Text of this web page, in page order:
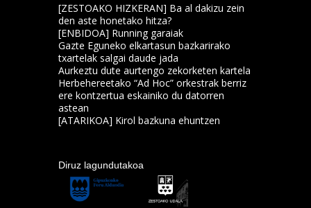
[ZESTOAKO HIZKERAN] Ba al dakizu zein
den aste honetako hitza?
[ENBIDOA] Running garaiak
Gazte Eguneko elkartasun bazkarirako
txartelak salgai daude jada
Aurkeztu dute aurtengo zekorketen kartela
Herbehereetako “Ad Hoc” orkestrak berriz
ere kontzertua eskainiko du datorren
astean
[ATARIKOA] Kirol bazkuna ehuntzen
Diruz lagundutakoa